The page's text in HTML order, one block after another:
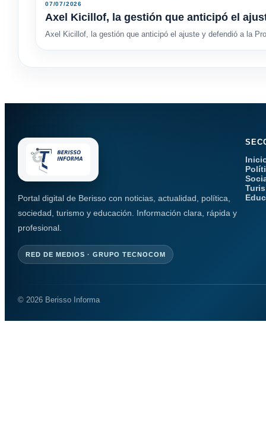
07/07/2026
Axel Kicillof, la gestión que anticipó el
Axel Kicillof, la gestión que anticipó el ajuste y defendió a la
Portal digital de Berisso con noticias, actualidad, política,
sociedad, turismo y educación. Información clara, rápida y
profesional.
RED DE MEDIOS · GRUPO TECNOCOM
© 2026 Berisso Informa